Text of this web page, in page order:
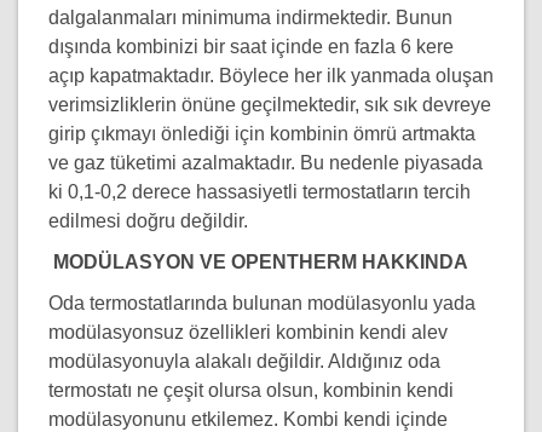
dalgalanmaları minimuma indirmektedir. Bunun
dışında kombinizi bir saat içinde en fazla 6 kere
açıp kapatmaktadır. Böylece her ilk yanmada oluşan
verimsizliklerin önüne geçilmektedir, sık sık devreye
girip çıkmayı önlediği için kombinin ömrü artmakta
ve gaz tüketimi azalmaktadır. Bu nedenle piyasada
ki 0,1-0,2 derece hassasiyetli termostatların tercih
edilmesi doğru değildir.
MODÜLASYON VE OPENTHERM HAKKINDA
Oda termostatlarında bulunan modülasyonlu yada
modülasyonsuz özellikleri kombinin kendi alev
modülasyonuyla alakalı değildir. Aldığınız oda
termostatı ne çeşit olursa olsun, kombinin kendi
modülasyonunu etkilemez. Kombi kendi içinde